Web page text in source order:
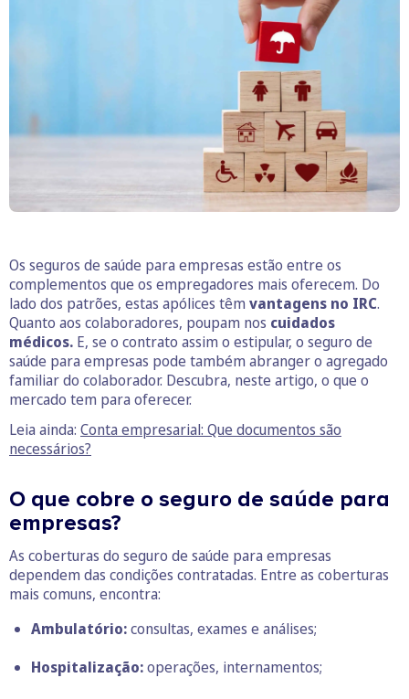
Os seguros de saúde para empresas estão entre os
complementos que os empregadores mais oferecem. Do
lado dos patrões, estas apólices têm vantagens no IRC.
Quanto aos colaboradores, poupam nos cuidados
médicos. E, se o contrato assim o estipular, o seguro de
saúde para empresas pode também abranger o agregado
familiar do colaborador. Descubra, neste artigo, o que o
mercado tem para oferecer.
Leia ainda: Conta empresarial: Que documentos são
necessários?
O que cobre o seguro de saúde para
empresas?
As coberturas do seguro de saúde para empresas
dependem das condições contratadas. Entre as coberturas
mais comuns, encontra:
Ambulatório:consultas, exames e análises;
Hospitalização:operações, internamentos;